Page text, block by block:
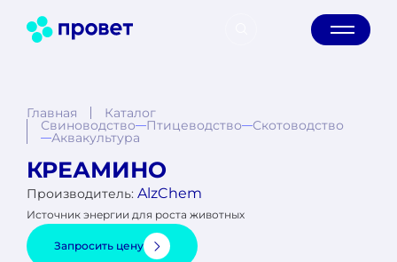
Главная Каталог
Свиноводство Птицеводство Скотоводство
Аквакультура
КРЕАМИНО
Производитель: AlzChem
Источник энергии для роста животных
Запросить цену